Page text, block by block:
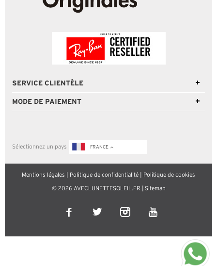
SERVICE CLIENTÈLE
MODE DE PAIEMENT
Sélectionnez un pays FRANCE
Mentions légales Politique de confidentialité Politique de cookies
© 2026 AVECLUNETTESOLEIL.FR | Sitemap